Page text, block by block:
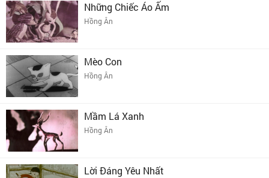
Những Chiếc Áo Ấm
Hồng Ân
Mèo Con
Hồng Ân
Mầm Lá Xanh
Hồng Ân
Lời Đáng Yêu Nhất